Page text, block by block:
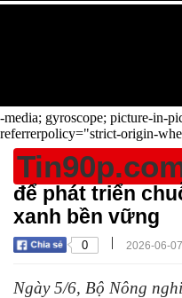
-media; gyroscope; picture-in-
referrerpolicy="strict-origin-
để phát triển
xanh bền vững
0 | 2026-06-
Ngày 5/6, Bộ Nông